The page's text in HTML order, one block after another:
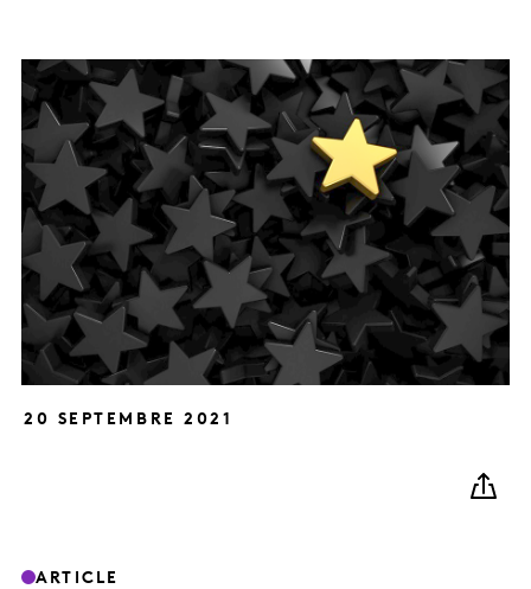
20 SEPTEMBRE 2021
ARTICLE